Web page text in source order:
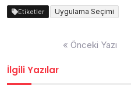
Etiketler Uygulama Seçimi
« Önceki Yazı
İlgili Yazılar